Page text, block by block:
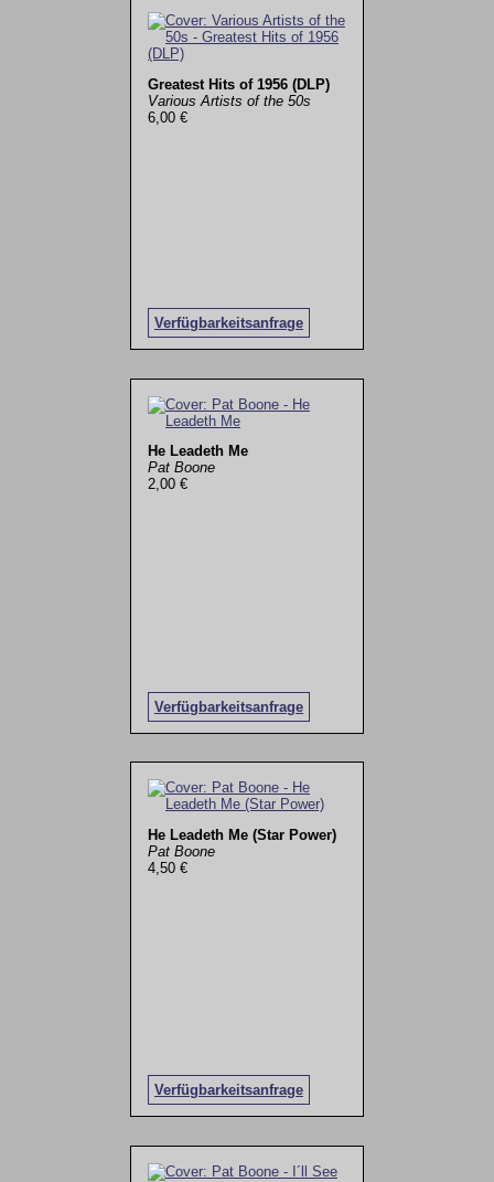
Greatest Hits of 1956 (DLP)
Various Artists of the 50s
6,00 €
Verfügbarkeitsanfrage
He Leadeth Me
Pat Boone
2,00 €
Verfügbarkeitsanfrage
He Leadeth Me (Star Power)
Pat Boone
4,50 €
Verfügbarkeitsanfrage